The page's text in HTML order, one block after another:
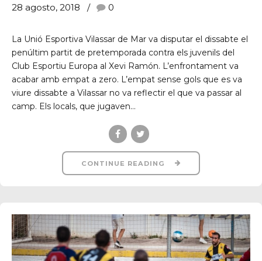
28 agosto, 2018 0
La Unió Esportiva Vilassar de Mar va disputar el dissabte el
penúltim partit de pretemporada contra els juvenils del
Club Esportiu Europa al Xevi Ramón. L’enfrontament va
acabar amb empat a zero. L’empat sense gols que es va
viure dissabte a Vilassar no va reflectir el que va passar al
camp. Els locals, que jugaven...
CONTINUE READING